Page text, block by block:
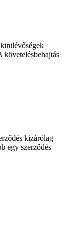
követelésbehajtás
kizárólag
egy szerződés